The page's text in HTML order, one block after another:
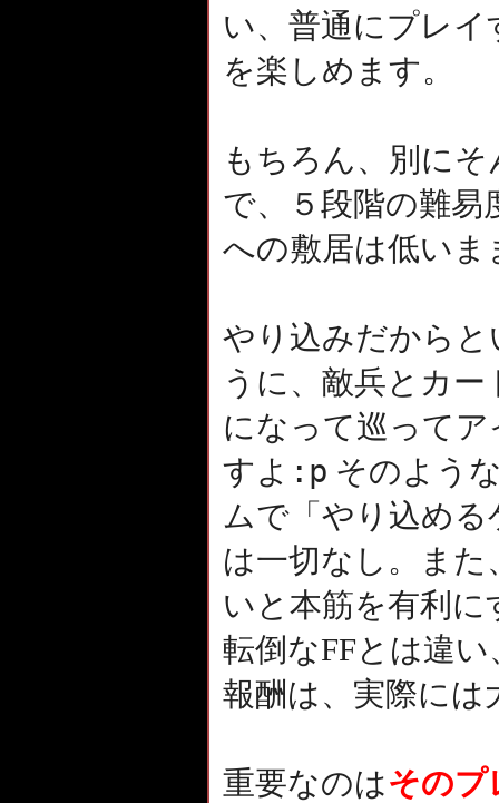
い、普通にプレ
を楽しめます。
もちろん、別に
で、５段階の難易
への敷居は低い
やり込みだからと
うに、敵兵とカ
になって巡って
すよ :p そのよう
ムで「やり込め
は一切なし。ま
いと本筋を有利
転倒なFFとは違
報酬は、実際に
重要なのはそのプ